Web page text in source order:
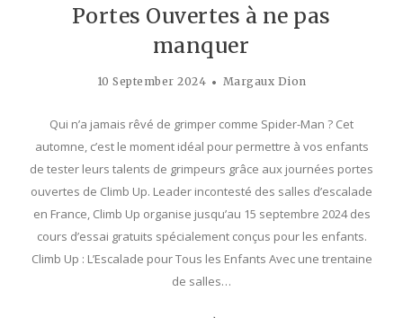
Portes Ouvertes à ne pas
manquer
10 September 2024 Margaux Dion
Qui n’a jamais rêvé de grimper comme Spider-Man ? Cet
automne, c’est le moment idéal pour permettre à vos enfants
de tester leurs talents de grimpeurs grâce aux journées portes
ouvertes de Climb Up. Leader incontesté des salles d’escalade
en France, Climb Up organise jusqu’au 15 septembre 2024 des
cours d’essai gratuits spécialement conçus pour les enfants.
Climb Up : L’Escalade pour Tous les Enfants Avec une trentaine
de salles…